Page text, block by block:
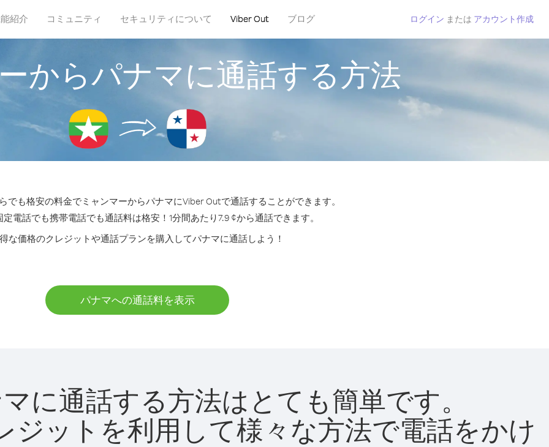
紹介 コミュニティ セキュリティについて Viber Out ブログ ログイン または アカウント作成
からパナマに通話する方法
でも格安の料金でミャンマーからパナマにViber Outで通話することができます。
定電話でも携帯電話でも通話料は格安！1分間あたり7.9 ¢から通話できます。
な価格のクレジットや通話プランを購入してパナマに通話しよう！
パナマへの通話料を表示
に通話する方法はとても簡単です。
ジットを利用して様々な方法で電話をかけ